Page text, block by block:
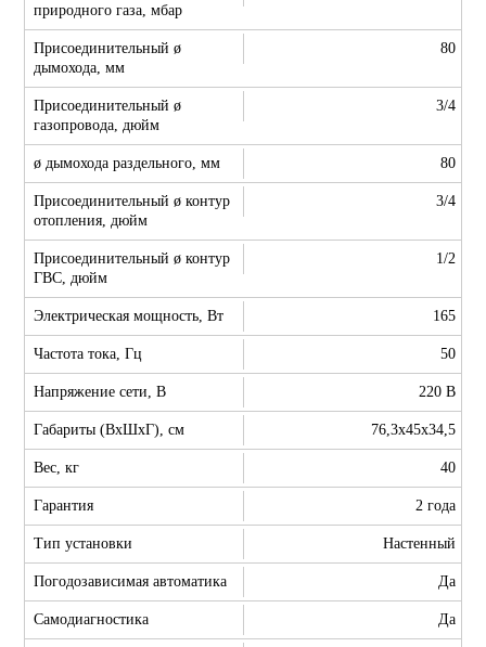
природного газа, мбар
Присоединительный ø
дымохода, мм
80
Присоединительный ø
газопровода, дюйм
3/4
ø дымохода раздельного, мм 80
Присоединительный ø контур
отопления, дюйм
3/4
Присоединительный ø контур
ГВС, дюйм
1/2
Электрическая мощность, Вт 165
Частота тока, Гц 50
Напряжение сети, В 220 В
Габариты (ВхШхГ), см 76,3x45x34,5
Вес, кг 40
Гарантия 2 года
Тип установки Настенный
Погодозависимая автоматика Да
Самодиагностика Да